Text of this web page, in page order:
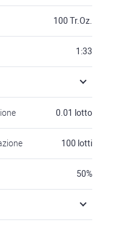
100 Tr.Oz.
1:33
0.01 lotto
100 lotti
50%